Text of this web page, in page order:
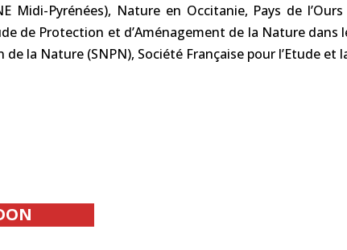
Midi-Pyrénées), Nature en Occitanie, Pays de
de Protection et d’Aménagement de la Nature
la Nature (SNPN), Société Française pour l’Etude et